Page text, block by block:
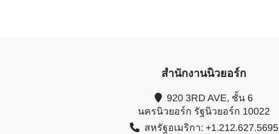
สำนักงานนิวยอร์ก
920 3RD AVE, ชั้น 6
นครนิวยอร์ก รัฐนิวยอร์ก 10022
สหรัฐอเมริกา: +1.212.627.5695